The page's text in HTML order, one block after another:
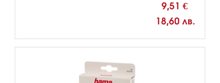
9,51 €
18,60 лв.